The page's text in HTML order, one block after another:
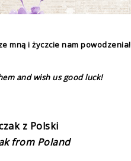
mną i życzcie nam powodzenia!
and wish us good luck!
z Polski
from Poland